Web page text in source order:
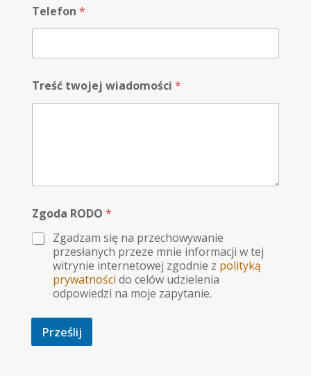
a
z
i
k
o
R
a
o
m
o
Telefon *
Treść twojej wiadomości *
Zgoda RODO *
Zgadzam się na przechowywanie
przesłanych przeze mnie informacji w tej
witrynie internetowej zgodnie z polityką
prywatności do celów udzielenia
odpowiedzi na moje zapytanie.
Prześlij